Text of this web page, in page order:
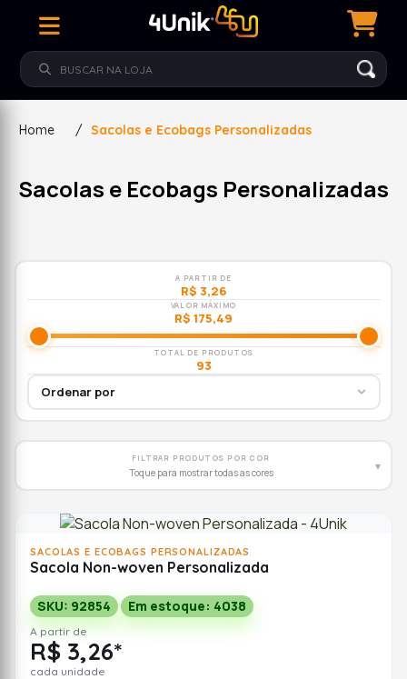
Home / Sacolas e Ecobags Personalizadas
Sacolas e Ecobags Personalizadas
A PARTIR DE
R$ 3,26
VALOR MÁXIMO
R$ 175,49
TOTAL DE PRODUTOS
93
FILTRAR PRODUTOS POR COR
Toque para mostrar todas as cores ▾
SACOLAS E ECOBAGS PERSONALIZADAS
Sacola Non-woven Personalizada
SKU: 92854 Em estoque: 4038
A partir de
R$ 3,26*
cada unidade